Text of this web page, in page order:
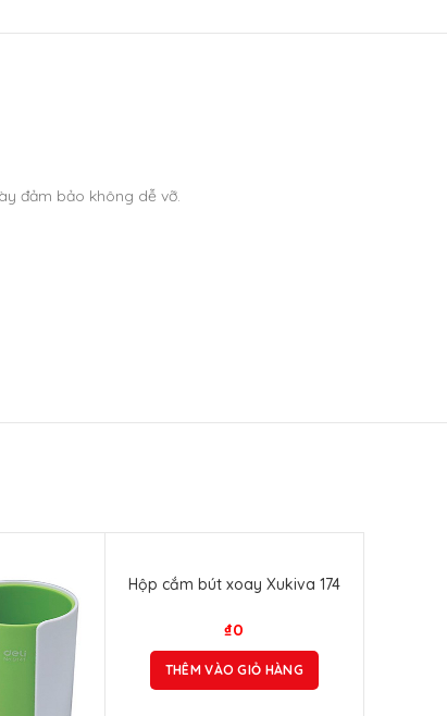
đảm bảo không dễ vỡ.
Hộp cắm bút xoay Xukiva 174
₫0
THÊM VÀO GIỎ HÀNG